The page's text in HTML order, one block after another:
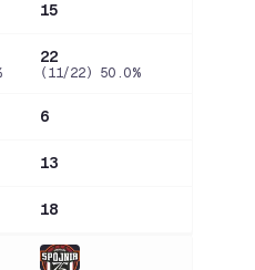
15
22
(11/22) 50.0%
6
13
18